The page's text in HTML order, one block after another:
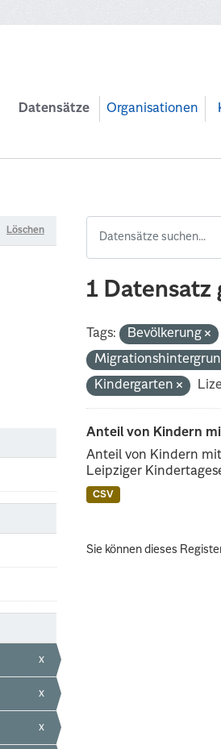
Datensätze Organisationen
Löschen
x
x
x
1 Datensatz
Tags: Bevölkerung
Kindergarten
Anteil von Kindern
Anteil von Kindern
Leipziger
CSV
Sie können dieses